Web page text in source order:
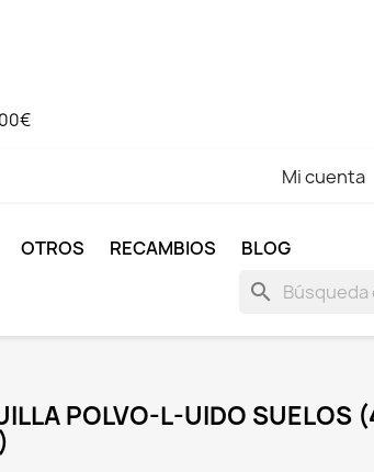
Mi cuenta
OTROS RECAMBIOS BLOG
search
POLVO-L-UIDO SUELOS